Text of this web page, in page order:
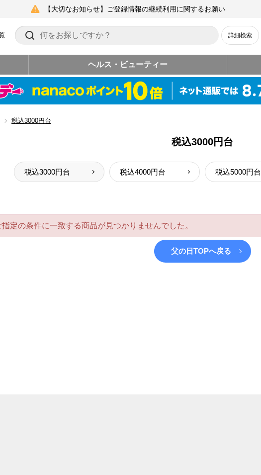
【大切なお知らせ】ご登録情報の継続利用に関するお願い
詳細検索
ヘルス・ビューティー
税込3000円台
税込3000円台
税込3000円台 税込4000円台 税込5000円台
指定の条件に一致する商品が見つかりませんでした。
父の日TOPへ戻る